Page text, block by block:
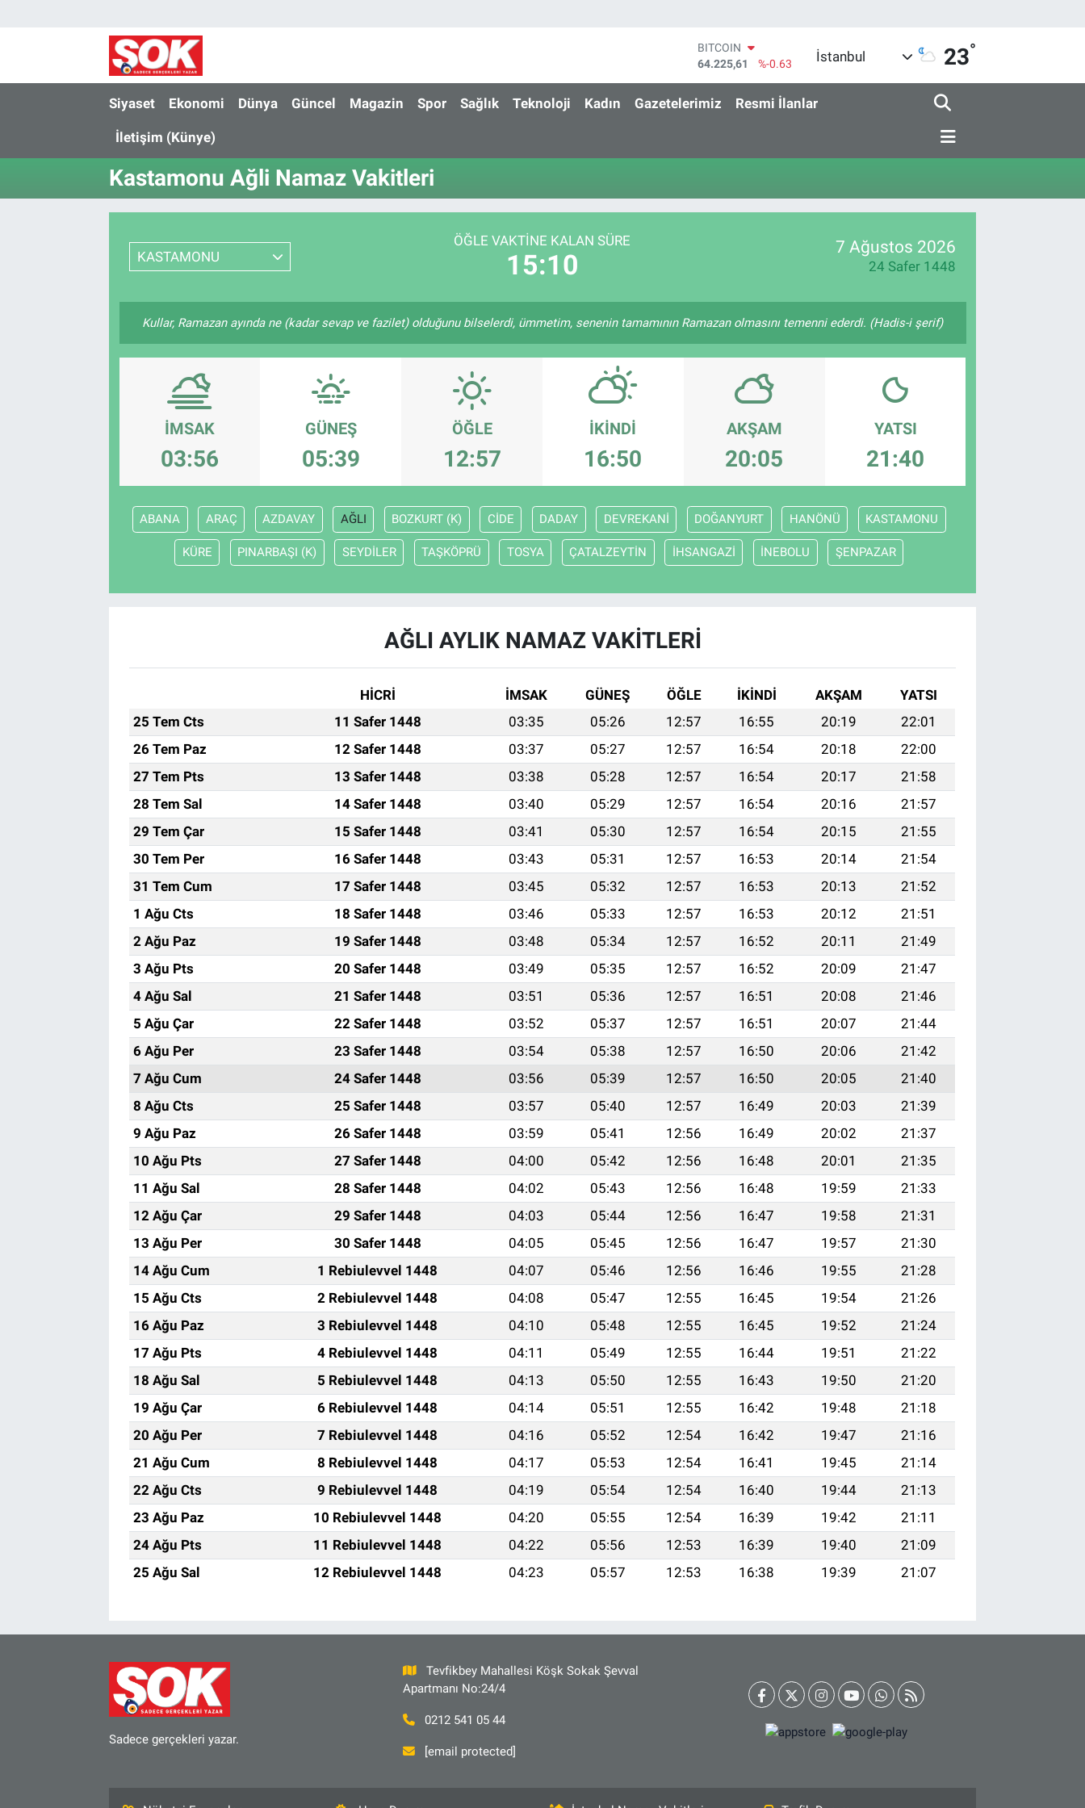
BITCOIN
64.225,61
%-0.63
47,7143
%0.16
EURO
64,2463
%0.07
İstanbul 23°
Siyaset Ekonomi Dünya Güncel Magazin Spor Sağlık Teknoloji Kadın Gazetelerimiz Resmi İlanlar
İletişim (Künye)
Kastamonu Ağli Namaz Vakitleri
KASTAMONU
ÖĞLE VAKTINE KALAN SÜRE
15:10
7 Ağustos 2026
24 Safer 1448
Kullar, Ramazan ayında ne (kadar sevap ve fazilet) olduğunu bilselerdi, ümmetim, senenin tamamının Ramazan olmasını temenni ederdi. (Hadis-i şerif)
İMSAK
03:56
GÜNEŞ
05:39
ÖĞLE
12:57
İKINDI
16:50
AKŞAM
20:05
YATSI
21:40
ABANA ARAÇ AZDAVAY AĞLI BOZKURT (K) CİDE DADAY DEVREKANİ DOĞANYURT HANÖNÜ KASTAMONU
KÜRE PINARBAŞI (K) SEYDİLER TAŞKÖPRÜ TOSYA ÇATALZEYTİN İHSANGAZİ İNEBOLU ŞENPAZAR
AĞLI AYLIK NAMAZ VAKITLERI
HİCRİ İMSAK GÜNEŞ ÖĞLE İKINDI AKŞAM
YATSI
25 Tem Cts
11 Safer 1448 03:35 05:26 12:57 16:55 20:19
22:01
26 Tem Paz
12 Safer 1448 03:37 05:27 12:57 16:54 20:18
22:00
27 Tem Pts
13 Safer 1448 03:38 05:28 12:57 16:54 20:17
21:58
28 Tem Sal
14 Safer 1448 03:40 05:29 12:57 16:54 20:16
21:57
29 Tem Çar
15 Safer 1448 03:41 05:30 12:57 16:54 20:15
21:55
30 Tem Per
16 Safer 1448 03:43 05:31 12:57 16:53 20:14
21:54
31 Tem Cum
17 Safer 1448 03:45 05:32 12:57 16:53 20:13
21:52
1 Ağu Cts
18 Safer 1448 03:46 05:33 12:57 16:53 20:12
21:51
2 Ağu Paz
19 Safer 1448 03:48 05:34 12:57 16:52 20:11
21:49
3 Ağu Pts
20 Safer 1448 03:49 05:35 12:57 16:52 20:09
21:47
4 Ağu Sal
21 Safer 1448 03:51 05:36 12:57 16:51 20:08
21:46
5 Ağu Çar
22 Safer 1448 03:52 05:37 12:57 16:51 20:07
21:44
6 Ağu Per
23 Safer 1448 03:54 05:38 12:57 16:50 20:06
21:42
7 Ağu Cum
24 Safer 1448 03:56 05:39 12:57 16:50 20:05
21:40
8 Ağu Cts
25 Safer 1448 03:57 05:40 12:57 16:49 20:03
21:39
9 Ağu Paz
26 Safer 1448 03:59 05:41 12:56 16:49 20:02
21:37
10 Ağu Pts
27 Safer 1448 04:00 05:42 12:56 16:48 20:01
21:35
11 Ağu Sal
28 Safer 1448 04:02 05:43 12:56 16:48 19:59
21:33
12 Ağu Çar
29 Safer 1448 04:03 05:44 12:56 16:47 19:58
21:31
13 Ağu Per
30 Safer 1448 04:05 05:45 12:56 16:47 19:57
21:30
14 Ağu Cum
1 Rebiulevvel 1448 04:07 05:46 12:56 16:46 19:55
21:28
15 Ağu Cts
2 Rebiulevvel 1448 04:08 05:47 12:55 16:45 19:54
21:26
16 Ağu Paz
3 Rebiulevvel 1448 04:10 05:48 12:55 16:45 19:52
21:24
17 Ağu Pts
4 Rebiulevvel 1448 04:11 05:49 12:55 16:44 19:51
21:22
18 Ağu Sal
5 Rebiulevvel 1448 04:13 05:50 12:55 16:43 19:50
21:20
19 Ağu Çar
6 Rebiulevvel 1448 04:14 05:51 12:55 16:42 19:48
21:18
20 Ağu Per
7 Rebiulevvel 1448 04:16 05:52 12:54 16:42 19:47
21:16
21 Ağu Cum
8 Rebiulevvel 1448 04:17 05:53 12:54 16:41 19:45
21:14
22 Ağu Cts
9 Rebiulevvel 1448 04:19 05:54 12:54 16:40 19:44
21:13
23 Ağu Paz
10 Rebiulevvel 1448 04:20 05:55 12:54 16:39 19:42
21:11
24 Ağu Pts
11 Rebiulevvel 1448 04:22 05:56 12:53 16:39 19:40
21:09
25 Ağu Sal
12 Rebiulevvel 1448 04:23 05:57 12:53 16:38 19:39 21:07
Sadece gerçekleri yazar.
Tevfikbey Mahallesi Köşk Sokak Şevval
Apartmanı No:24/4
0212 541 05 44
[email protected]
ASTROLOJİ
İletişim/Künye
Gözden Kaçmasın
İletişim (Künye)
Nöbetçi Eczaneler
Hava Durumu
İstanbul Namaz Vakitleri
Trafik Durumu
Tüm Manşetler